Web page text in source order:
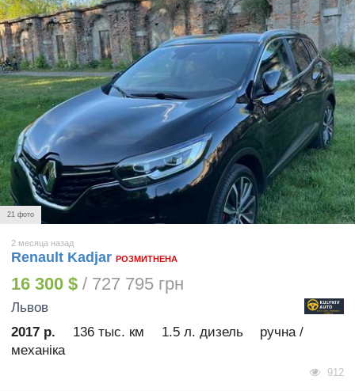
21 фото
2 месяца назад
Renault Kadjar РОЗМИТНЕНА
16 300 $ / 727 795 грн
Львов
2017 р.
136 тыс. км 1.5 л. дизель
ручна /
механіка
912